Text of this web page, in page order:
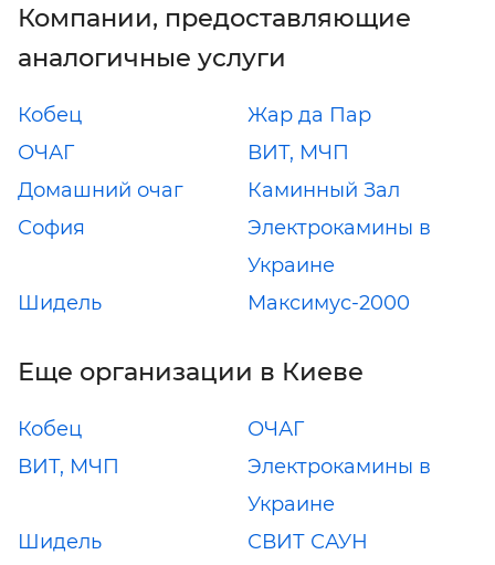
Компании, предоставляющие
аналогичные услуги
Кобец
Жар да Пар
ОЧАГ
ВИТ, МЧП
Домашний очаг
Каминный Зал
София
Электрокамины в
Украине
Шидель
Максимус-2000
Еще организации в Киеве
Кобец
ОЧАГ
ВИТ, МЧП
Электрокамины в
Украине
Шидель
СВИТ САУН